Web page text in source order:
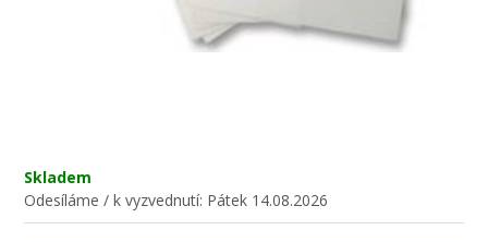
Skladem
Odesíláme / k vyzvednutí: Pátek 14.08.2026